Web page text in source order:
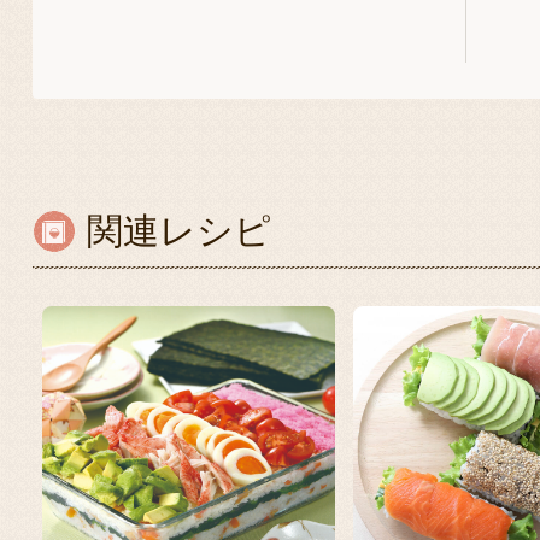
関連レシピ